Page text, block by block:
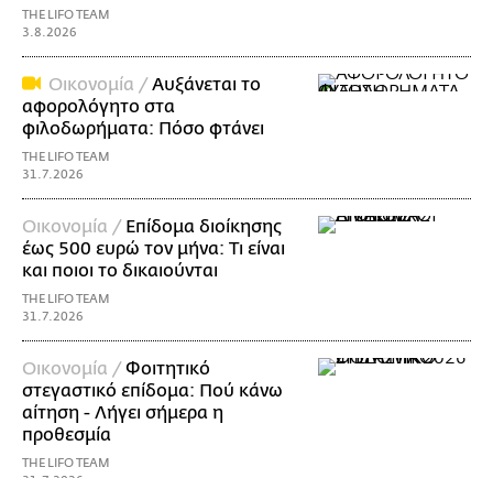
THE LIFO TEAM
3.8.2026
Οικονομία /Αυξάνεται το
αφορολόγητο στα
φιλοδωρήματα: Πόσο φτάνει
THE LIFO TEAM
31.7.2026
Οικονομία / Επίδομα διοίκησης
έως 500 ευρώ τον μήνα: Τι είναι
και ποιοι το δικαιούνται
THE LIFO TEAM
31.7.2026
Οικονομία /Φοιτητικό
στεγαστικό επίδομα: Πού κάνω
αίτηση - Λήγει σήμερα η
προθεσμία
THE LIFO TEAM